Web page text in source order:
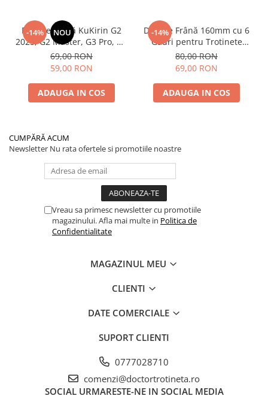
-14% NOU
Plăcuțe Frână KuKirin G2
2025, G2 Master, G3 Pro, G4
– Set 2 Bucăți (Față sau
Spate) Premium
69,00 RON
59,00 RON
ADAUGA IN COS
-14%
Disc de Frână 160mm cu 6
Găuri pentru Trotinete
Electrice KuKirin G4 (Model
2025) și KuKirin G2 –
Performanță Premium
80,00 RON
69,00 RON
ADAUGA IN COS
CUMPĂRĂ ACUM
Newsletter Nu rata ofertele si promotiile noastre
Vreau sa primesc newsletter cu promotiile
magazinului. Afla mai multe in Politica de
Confidentialitate
MAGAZINUL MEU
CLIENTI
DATE COMERCIALE
SUPORT CLIENTI
0777028710
comenzi@doctortrotineta.ro
SOCIAL URMARESTE-NE IN SOCIAL MEDIA